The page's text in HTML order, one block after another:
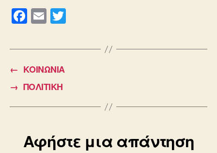
F
c
e
b
o
o
E
ailtt
← ΚΟΙΝΩΝΙΑ
→ ΠΟΛΙΤΙΚΗ
Αφήστε μια απάντηση